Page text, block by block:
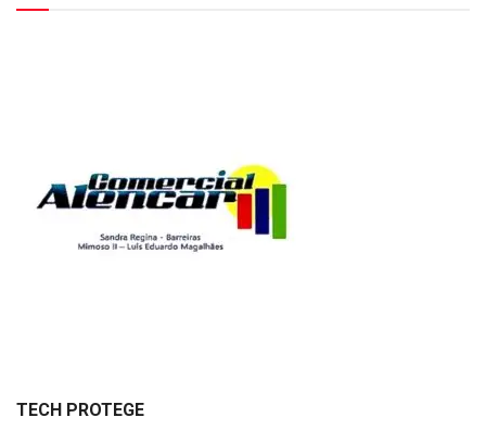
TECH PROTEGE